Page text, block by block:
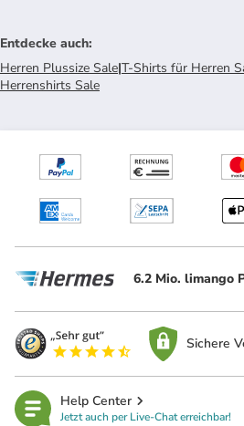
Entdecke auch:
Herren Plussize Sale|T-Shirts für Herren
Herrenshirts Sale
6.2 Mio. limango
Sichere
Help Center
Jetzt auch per Live-Chat erreichbar!